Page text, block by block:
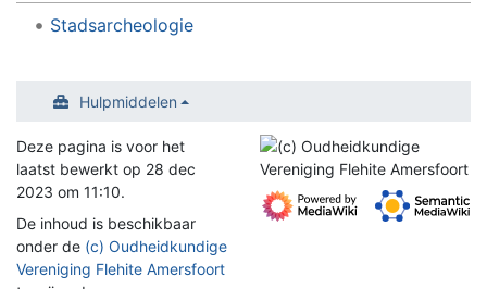
Stadsarcheologie
Hulpmiddelen
Deze pagina is voor het
laatst bewerkt op 28 dec
2023 om 11:10.
De inhoud is beschikbaar
onder de (c) Oudheidkundige
Vereniging Flehite Amersfoort